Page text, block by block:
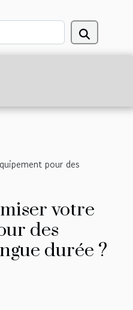
pour des
votre
des
durée ?